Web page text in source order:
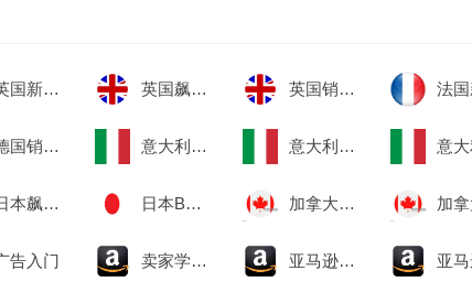
分析竞品，赢得市
场
英国新品榜 英国飙升榜 英国销售榜
德国销售榜 意大利新品榜 意大利飙升榜
日本飙升榜 日本Best Seller 加拿大新品榜
告入门 卖家学习中心 亚马逊品牌注册